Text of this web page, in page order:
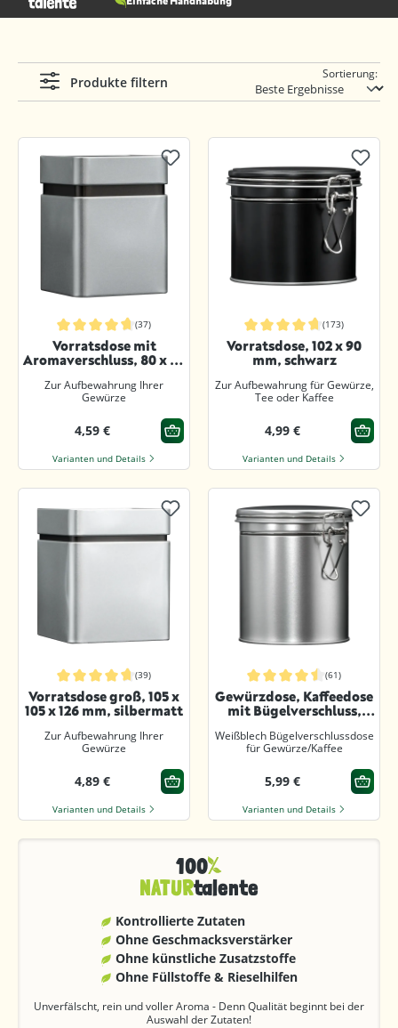
Produkte filtern
Sortierung:
Durchschnittliche Bewertung von 4.7 von 5 Sternen
(37)
Vorratsdose mit
Aromaverschluss, 80 x 80
Zur Aufbewahrung Ihrer
Gewürze
4,59 €
Varianten und Details
Durchschnittliche Bewertung von
(173)
Vorratsdose, 102 x 90
mm, schwarz
Zur Aufbewahrung für Gewürze,
Tee oder Kaffee
4,99 €
Varianten und Details
Durchschnittliche Bewertung von 4.7 von 5 Sternen
(39)
Vorratsdose groß, 105 x
105 x 126 mm, silbermatt
Zur Aufbewahrung Ihrer
Gewürze
4,89 €
Varianten und Details
Durchschnittliche Bewertung von
(61)
Gewürzdose, Kaffeedose
mit Bügelverschluss,
rund, 102 x 122 mm
Weißblech Bügelverschlussdose
für Gewürze/Kaffee
5,99 €
Varianten und Details
100
NATURtalente
Kontrollierte Zutaten
Ohne Geschmacks­verstärker
Ohne künstliche Zusatzstoffe
Ohne Füllstoffe & Rieselhilfen
Unverfälscht, rein und voller Aroma - Denn Qualität beginnt bei der
Auswahl der Zutaten!